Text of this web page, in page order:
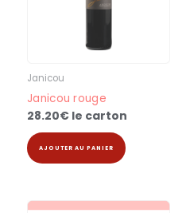
Janicou
Janicou rouge
28.20€ le carton
AJOUTER AU PANIER